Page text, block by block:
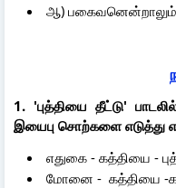
ஆ) பகைவனென்றாலும்
1. 'புத்தியை தீட்டு'
இயைபு சொற்களை எடுத்து
எதுகை - கத்தியை -
மோனை - கத்தியை -